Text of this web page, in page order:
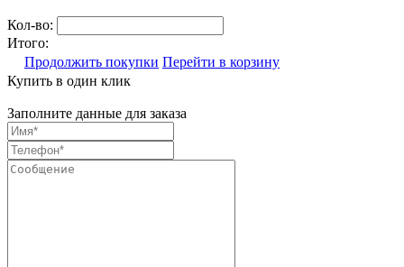
Кол-во:
Итого:
Продолжить покупки Перейти в корзину
Купить в один клик
Заполните данные для заказа